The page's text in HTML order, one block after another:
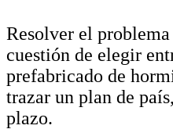
Resolver el
cuestión de elegir
prefabricado de
trazar un plan de
plazo.